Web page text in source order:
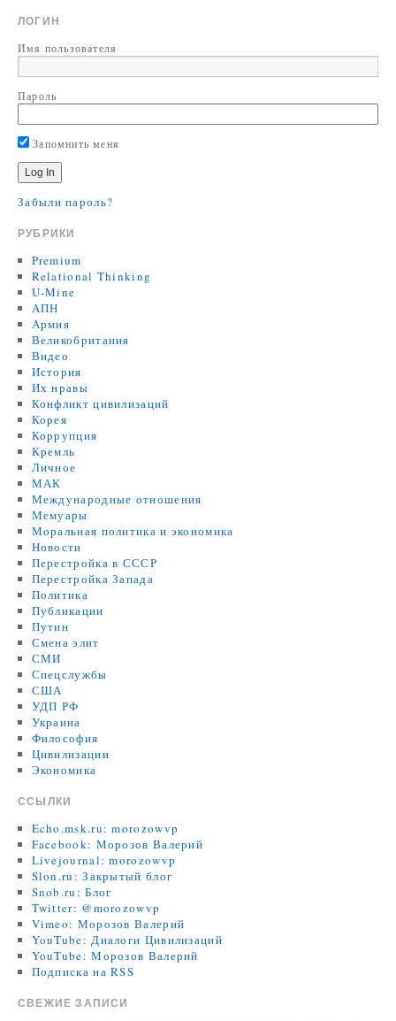
ЛОГИН
Имя пользователя
Пароль
Запомнить меня
Забыли пароль?
РУБРИКИ
Premium
Relational Thinking
U-Mine
АПН
Армия
Великобритания
Видео
История
Их нравы
Конфликт цивилизаций
Корея
Коррупция
Кремль
Личное
МАК
Международные отношения
Мемуары
Моральная политика и экономика
Новости
Перестройка в СССР
Перестройка Запада
Политика
Публикации
Путин
Смена элит
СМИ
Спецслужбы
США
УДП РФ
Украина
Философия
Цивилизации
Экономика
ССЫЛКИ
Echo.msk.ru: morozowvp
Facebook: Морозов Валерий
Livejournal: morozowvp
Slon.ru: Закрытый блог
Snob.ru: Блог
Twitter: @morozowvp
Vimeo: Морозов Валерий
YouTube: Диалоги Цивилизаций
YouTube: Морозов Валерий
Подписка на RSS
СВЕЖИЕ ЗАПИСИ